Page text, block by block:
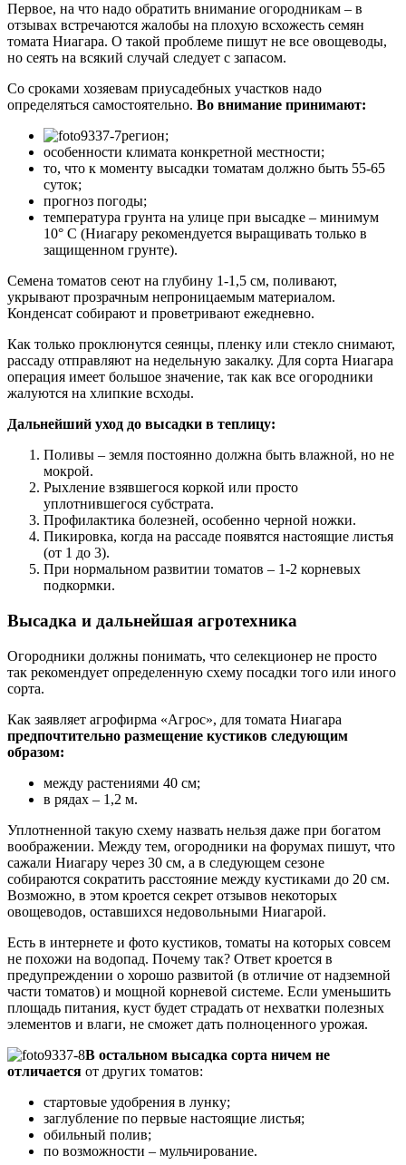
Первое, на что надо обратить внимание огородникам – в
отзывах встречаются жалобы на плохую всхожесть семян
томата Ниагара. О такой проблеме пишут не все овощеводы,
но сеять на всякий случай следует с запасом.
Со сроками хозяевам приусадебных участков надо
определяться самостоятельно. Во внимание принимают:
регион;
особенности климата конкретной местности;
то, что к моменту высадки томатам должно быть 55-65
суток;
прогноз погоды;
температура грунта на улице при высадке – минимум
10° С (Ниагару рекомендуется выращивать только в
защищенном грунте).
Семена томатов сеют на глубину 1-1,5 см, поливают,
укрывают прозрачным непроницаемым материалом.
Конденсат собирают и проветривают ежедневно.
Как только проклюнутся сеянцы, пленку или стекло снимают,
рассаду отправляют на недельную закалку. Для сорта Ниагара
операция имеет большое значение, так как все огородники
жалуются на хлипкие всходы.
Дальнейший уход до высадки в теплицу:
Поливы – земля постоянно должна быть влажной, но не
мокрой.
Рыхление взявшегося коркой или просто
уплотнившегося субстрата.
Профилактика болезней, особенно черной ножки.
Пикировка, когда на рассаде появятся настоящие листья
(от 1 до 3).
При нормальном развитии томатов – 1-2 корневых
подкормки.
Высадка и дальнейшая агротехника
Огородники должны понимать, что селекционер не просто
так рекомендует определенную схему посадки того или иного
сорта.
Как заявляет агрофирма «Агрос», для томата Ниагара
предпочтительно размещение кустиков следующим
образом:
между растениями 40 см;
в рядах – 1,2 м.
Уплотненной такую схему назвать нельзя даже при богатом
воображении. Между тем, огородники на форумах пишут, что
сажали Ниагару через 30 см, а в следующем сезоне
собираются сократить расстояние между кустиками до 20 см.
Возможно, в этом кроется секрет отзывов некоторых
овощеводов, оставшихся недовольными Ниагарой.
Есть в интернете и фото кустиков, томаты на которых совсем
не похожи на водопад. Почему так? Ответ кроется в
предупреждении о хорошо развитой (в отличие от надземной
части томатов) и мощной корневой системе. Если уменьшить
площадь питания, куст будет страдать от нехватки полезных
элементов и влаги, не сможет дать полноценного урожая.
В остальном высадка сорта ничем не
отличается от других томатов:
стартовые удобрения в лунку;
заглубление по первые настоящие листья;
обильный полив;
по возможности – мульчирование.